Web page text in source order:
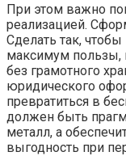
При этом важно
реализацией.
Сделать так,
максимум пользы,
без грамотного
юридического
превратиться в
должен быть
металл, а
выгодность при